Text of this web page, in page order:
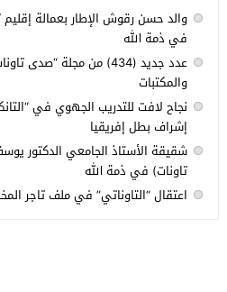
في ذمة الله
والمكتبات
نجاح لافت للتدريب الجهوي في
إشراف بطل إفريقيا
شقيقة الأستاذ الجامعي الدكتور
تاونات) في ذمة الله
اعتقال “التاوناتي” في ملف تاجر